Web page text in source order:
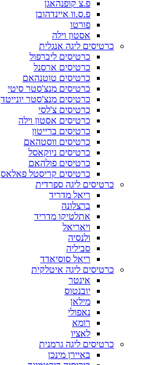
פ.צ קופנהאגן
פ.ס.וו איינדהובן
פורטו
אסטון וילה
כרטיסים ליגה אנגלית
כרטיסים ליברפול
כרטיסים ארסנל
כרטיסים טוטנהאם
כרטיסים מנצ'סטר סיטי
כרטיסים מנצ'סטר יונייטד
כרטיסים צ'לסי
כרטיסים אסטון וילה
כרטיסים ברייטון
כרטיסים ווסטהאם
כרטיסים ניוקאסל
כרטיסים פולהאם
כרטיסים קריסטל פאלאס
כרטיסים ליגה ספרדית
ריאל מדריד
ברצלונה
אתלטיקו מדריד
ויאריאל
ולנסיה
סביליה
ריאל סוסיאדד
כרטיסים ליגה איטלקית
אינטר
יובנטוס
מילאן
נאפולי
רומא
לאציו
כרטיסים ליגה גרמנית
באיירן מינכן